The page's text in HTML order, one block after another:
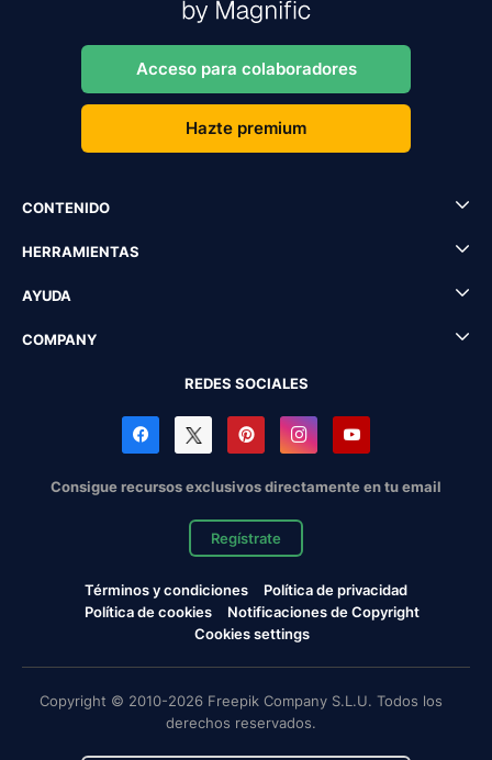
Acceso para colaboradores
Hazte premium
CONTENIDO
HERRAMIENTAS
AYUDA
COMPANY
REDES SOCIALES
Consigue recursos exclusivos directamente en tu email
Regístrate
Términos y condiciones
Política de privacidad
Política de cookies
Notificaciones de Copyright
Cookies settings
Copyright © 2010-2026 Freepik Company S.L.U. Todos los
derechos reservados.